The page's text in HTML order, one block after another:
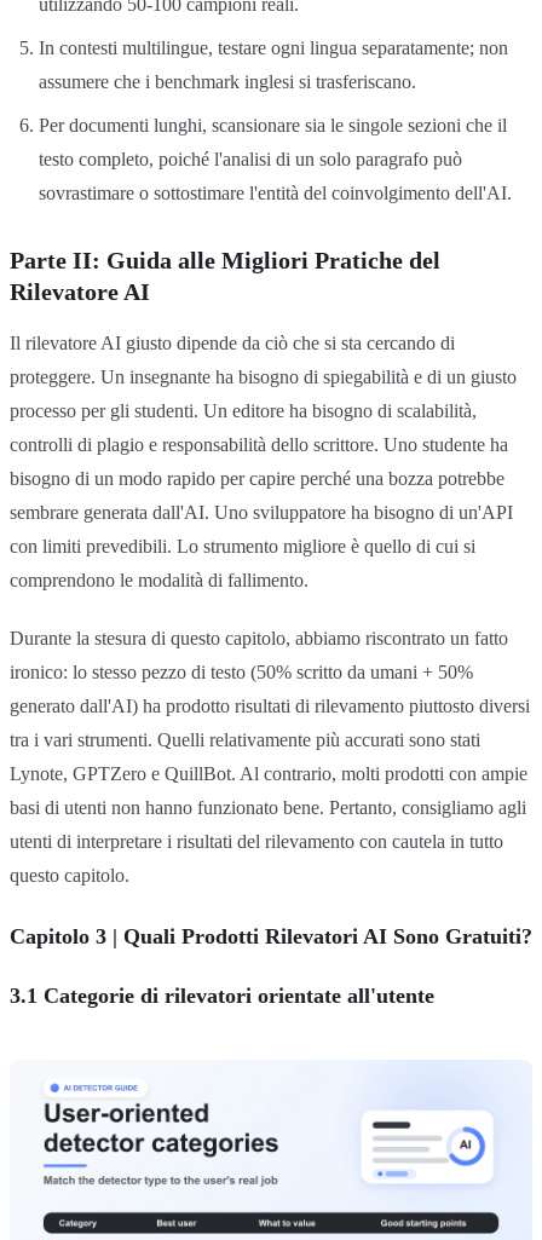
utilizzando 50-100 campioni reali.
In contesti multilingue, testare ogni lingua separatamente; non
assumere che i benchmark inglesi si trasferiscano.
Per documenti lunghi, scansionare sia le singole sezioni che il
testo completo, poiché l'analisi di un solo paragrafo può
sovrastimare o sottostimare l'entità del coinvolgimento dell'AI.
Parte II: Guida alle Migliori Pratiche del
Rilevatore AI
Il rilevatore AI giusto dipende da ciò che si sta cercando di
proteggere. Un insegnante ha bisogno di spiegabilità e di un giusto
processo per gli studenti. Un editore ha bisogno di scalabilità,
controlli di plagio e responsabilità dello scrittore. Uno studente ha
bisogno di un modo rapido per capire perché una bozza potrebbe
sembrare generata dall'AI. Uno sviluppatore ha bisogno di un'API
con limiti prevedibili. Lo strumento migliore è quello di cui si
comprendono le modalità di fallimento.
Durante la stesura di questo capitolo, abbiamo riscontrato un fatto
ironico: lo stesso pezzo di testo (50% scritto da umani + 50%
generato dall'AI) ha prodotto risultati di rilevamento piuttosto diversi
tra i vari strumenti. Quelli relativamente più accurati sono stati
Lynote, GPTZero e QuillBot. Al contrario, molti prodotti con ampie
basi di utenti non hanno funzionato bene. Pertanto, consigliamo agli
utenti di interpretare i risultati del rilevamento con cautela in tutto
questo capitolo.
Capitolo 3 | Quali Prodotti Rilevatori AI Sono Gratuiti?
3.1 Categorie di rilevatori orientate all'utente